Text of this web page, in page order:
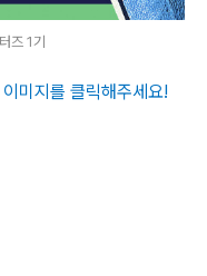
즈 1기
미지를 클릭해주세요!